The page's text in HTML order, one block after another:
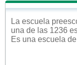
La escuela
una de las 1236
Es una escuela de